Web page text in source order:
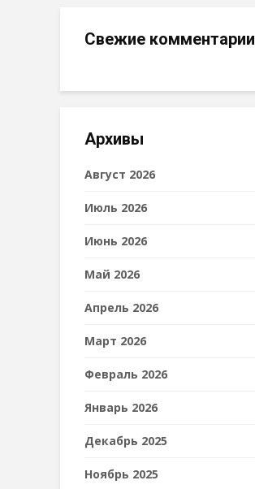
Свежие комментарии
Архивы
Август 2026
Июль 2026
Июнь 2026
Май 2026
Апрель 2026
Март 2026
Февраль 2026
Январь 2026
Декабрь 2025
Ноябрь 2025